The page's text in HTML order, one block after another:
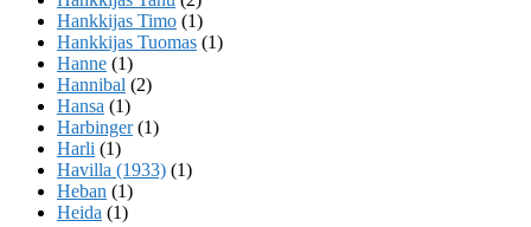
Hankkijas Timo (1)
Hankkijas Tuomas (1)
Hanne (1)
Hannibal (2)
Hansa (1)
Harbinger(1)
Harli (1)
Havilla (1933) (1)
Heban (1)
Heida (1)